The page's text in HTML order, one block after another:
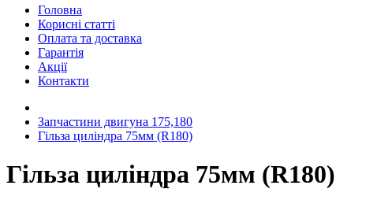
Головна
Корисні статті
Оплата та доставка
Гарантія
Акції
Контакти
Запчастини двигуна 175,180
Гільза циліндра 75мм (R180)
Гільза циліндра 75мм (R180)